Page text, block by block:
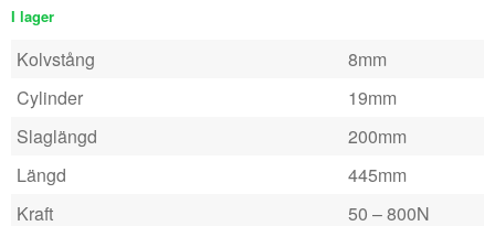
I lager
Kolvstång
8mm
Cylinder
19mm
Slaglängd
200mm
Längd
445mm
Kraft
50 – 800N